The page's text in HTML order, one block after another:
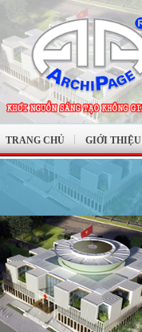
TRANG CHỦ GIỚI THIỆU